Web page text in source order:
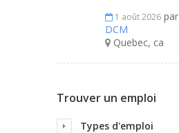
1 août 2026 par
DCM
Quebec, ca
Trouver un emploi
Types d'emploi